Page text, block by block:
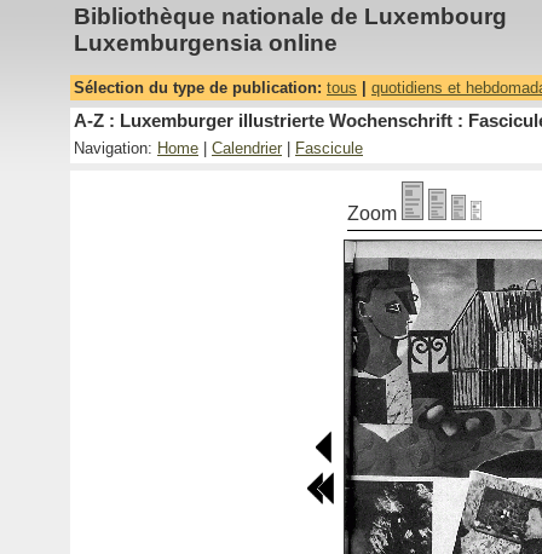
Bibliothèque nationale de Luxembourg
Luxemburgensia online
Sélection du type de publication: tous quotidiens et
A-Z : Luxemburger illustrierte Wochenschrift :
Navigation: Home Calendrier Fascicule
Zoom